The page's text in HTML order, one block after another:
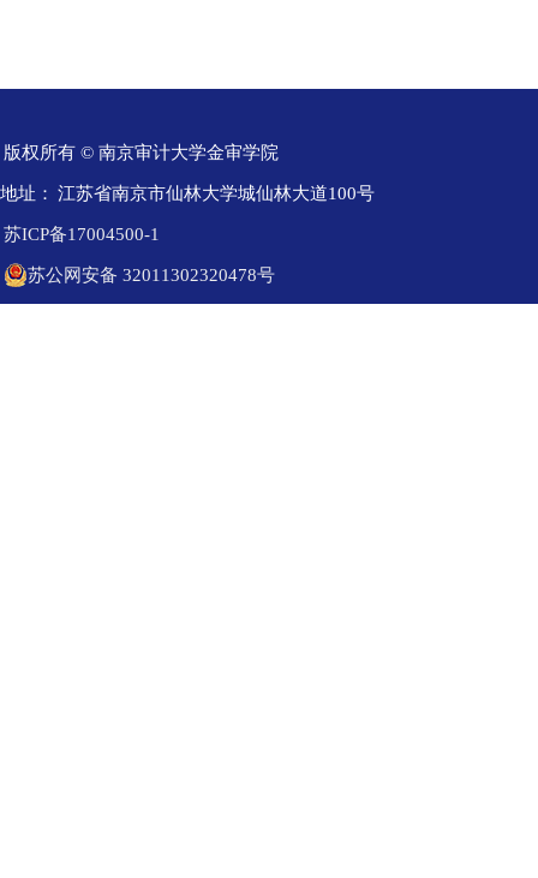
版权所有 © 南京审计大学金审学院
地址： 江苏省南京市仙林大学城仙林大道100号
苏ICP备17004500-1
苏公网安备 32011302320478号